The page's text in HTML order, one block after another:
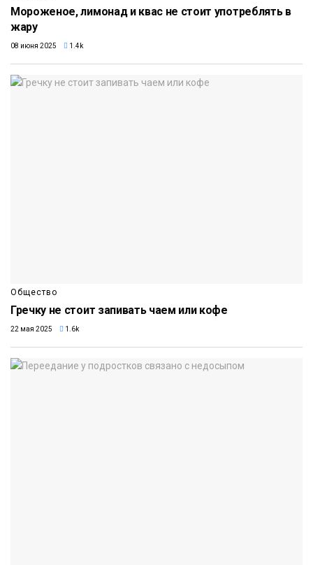
Мороженое, лимонад и квас не стоит употреблять в
жару
08 июня 2025 1.4k
Общество
Гречку не стоит запивать чаем или кофе
22 мая 2025 1.6k